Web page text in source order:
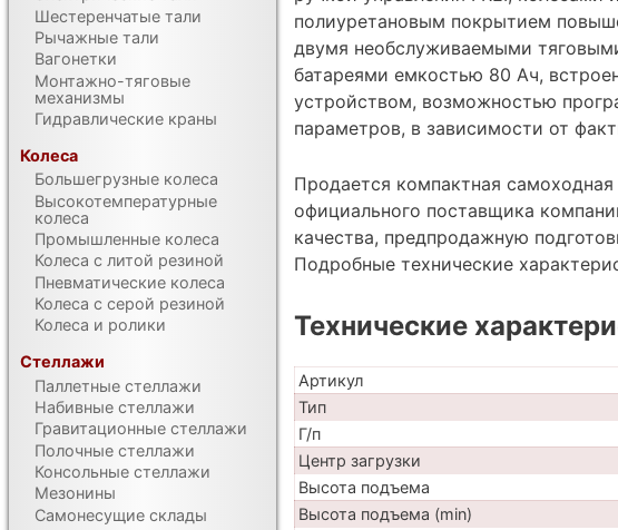
полиуретановым покрытием
двумя необслуживаемыми
батареями емкостью 80 Ач,
устройством, возможностью
параметров, в зависимости от
Продается компактная
официального поставщика
качества, предпродажную
Подробные технические
Технические
Артикул
Тип
Г/п
Центр загрузки
Высота подъема
Высота подъема (min)
Шестеренчатые тали
Рычажные тали
Вагонетки
Монтажно-тяговые
механизмы
Гидравлические краны
Колеса
Большегрузные колеса
Высокотемпературные
колеса
Промышленные колеса
Колеса с литой резиной
Пневматические колеса
Колеса с серой резиной
Колеса и ролики
Стеллажи
Паллетные стеллажи
Набивные стеллажи
Гравитационные стеллажи
Полочные стеллажи
Консольные стеллажи
Мезонины
Самонесущие склады